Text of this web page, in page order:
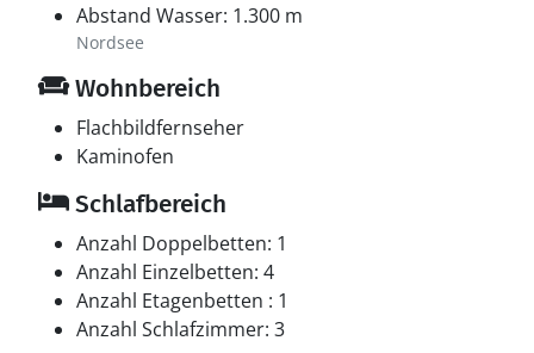
Abstand Wasser: 1.300 m
Nordsee
Wohnbereich
Flachbildfernseher
Kaminofen
Schlafbereich
Anzahl Doppelbetten: 1
Anzahl Einzelbetten: 4
Anzahl Etagenbetten : 1
Anzahl Schlafzimmer: 3